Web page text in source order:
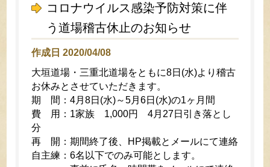
コロナウイルス感染予防対策に伴
う道場稽古休止のお知らせ
作成日 2020/04/08
大垣道場・三重北道場をともに8日(水)より稽古
お休みとさせていただきます。
期 間：4月8日(水)～5月6日(水)の1ヶ月間
費 用：1家族 1,000円 4月27日引き落とし
分
再 開：期間終了後、HP掲載とメールにて連絡
自主練：6名以下でのみ可能とします。